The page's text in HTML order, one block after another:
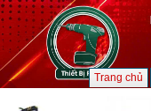
Trang chủ